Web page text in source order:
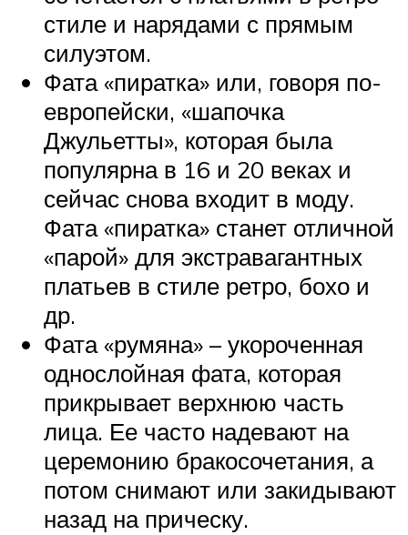
стиле и нарядами с прямым
силуэтом.
Фата «пиратка» или, говоря по-
европейски, «шапочка
Джульетты», которая была
популярна в 16 и 20 веках и
сейчас снова входит в моду.
Фата «пиратка» станет отличной
«парой» для экстравагантных
платьев в стиле ретро, бохо и
др.
Фата «румяна» – укороченная
однослойная фата, которая
прикрывает верхнюю часть
лица. Ее часто надевают на
церемонию бракосочетания, а
потом снимают или закидывают
назад на прическу.